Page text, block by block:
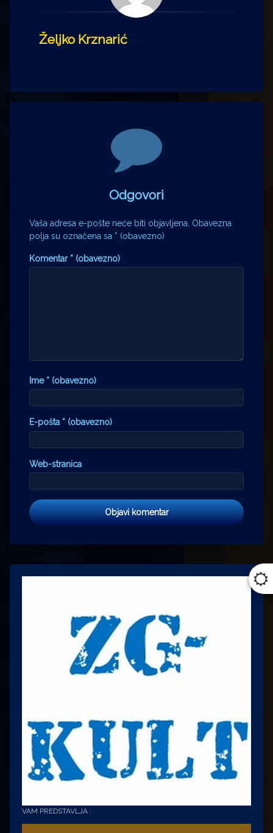
Željko Krznarić
Odgovori
Vaša adresa e-pošte neće biti objavljena. Obavezna
polja su označena sa * (obavezno)
Komentar * (obavezno)
Ime * (obavezno)
E-pošta * (obavezno)
Web-stranica
VAM PREDSTAVLJA :